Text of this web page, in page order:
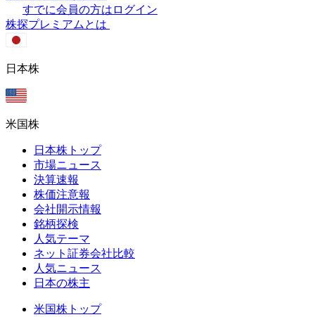
すでに会員の方はログイン
株探プレミアムとは
日本株
米国株
日本株トップ
市場ニュース
決算速報
株価注意報
会社開示情報
銘柄探検
人気テーマ
ネット証券会社比較
人気ニュース
日本の株主
米国株トップ